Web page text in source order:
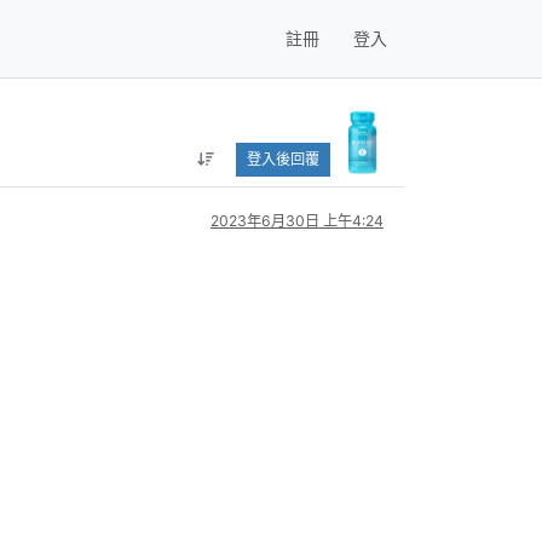
註冊 登入
登入後回覆
2023年6月30日 上午4:24